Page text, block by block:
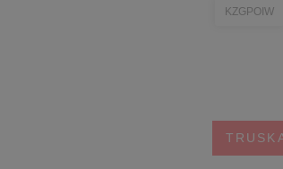
KZGPOIW